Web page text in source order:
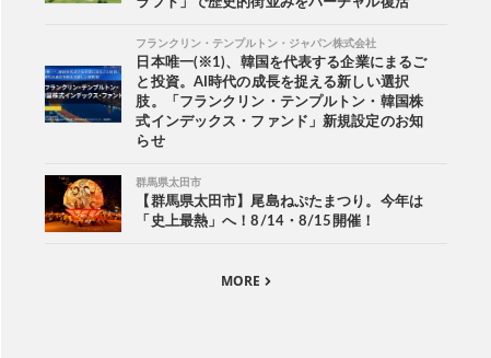
ラフト」で歴史的街並みをバーチャル復活
フランクリン・テンプルトン・ジャパン株式会社
日本唯一(※1)、韓国を代表する企業にまるご
と投資。AI時代の成長を捉える新しい選択
肢。「フランクリン・テンプルトン・韓国株
式インデックス・ファンド」新規設定のお知
らせ
群馬県太田市
【群馬県太田市】尾島ねぷたまつり。今年は
「史上最熱」へ！8/14・8/15開催！
MORE